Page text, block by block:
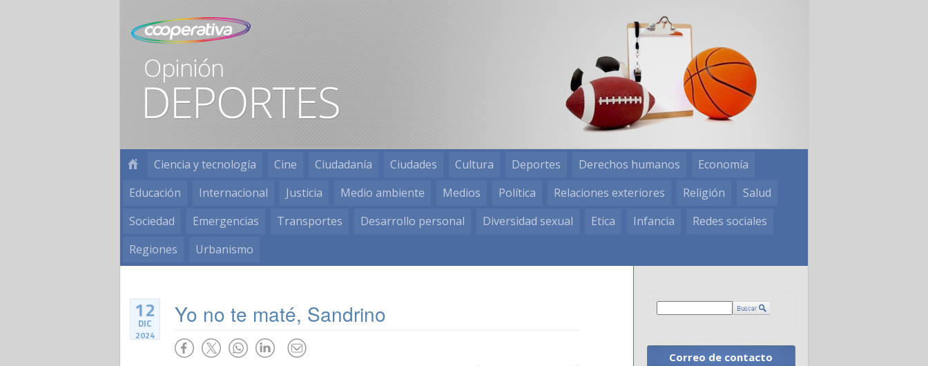
Ciencia y tecnología Cine Ciudadanía Ciudades Cultura Deportes Derechos humanos
Economía
Educación
Internacional Justicia Medio ambiente Medios Política Relaciones exteriores Religión
Salud
Sociedad
Emergencias Transportes Desarrollo personal Diversidad sexual Etica Infancia
Redes sociales
Regiones
Urbanismo
12
DIC
2024
Yo no te maté, Sandrino
Correo de contacto